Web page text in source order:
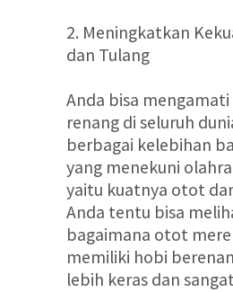
2. Meningkatkan
dan Tulang
Anda bisa
renang di seluruh
berbagai kelebihan
yang menekuni
yaitu kuatnya otot
Anda tentu bisa
bagaimana otot
memiliki hobi
lebih keras dan